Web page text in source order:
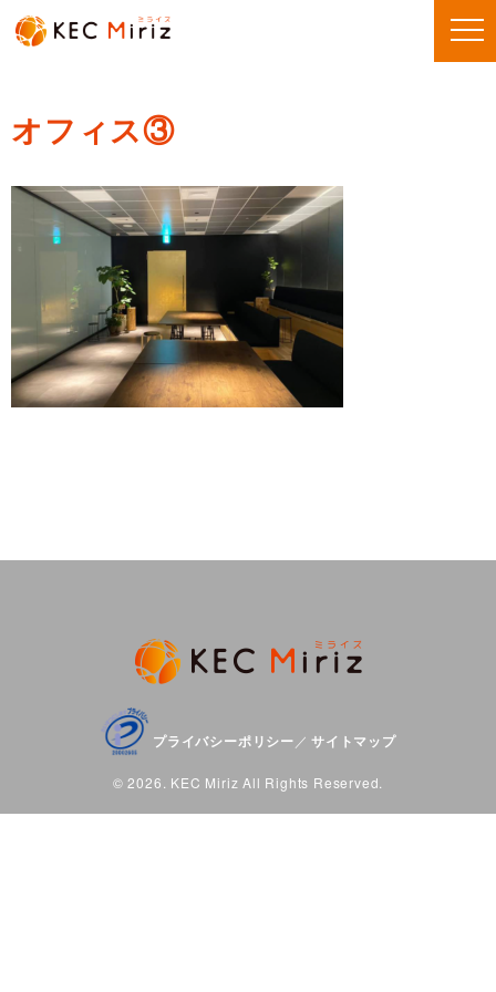
オフィス③
プライバシーポリシー ／ サイトマップ
© 2026. KEC Miriz All Rights Reserved.